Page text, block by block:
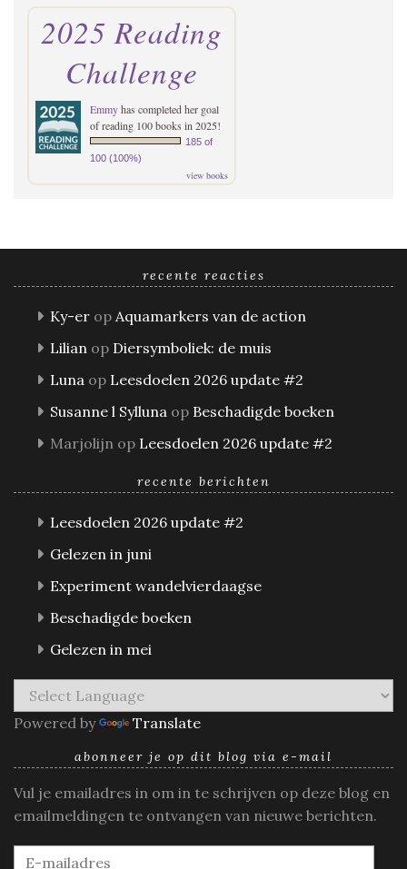
2025 Reading
Challenge
Emmyhas completed her goal
of reading 100 books in 2025!
185 of
100 (100%)
view books
recente reacties
Ky-er op Aquamarkers van de action
Lilian op Diersymboliek: de muis
Luna op Leesdoelen 2026 update #2
Susanne l Sylluna op Beschadigde boeken
Marjolijn op Leesdoelen 2026 update #2
recente berichten
Leesdoelen 2026 update #2
Gelezen in juni
Experiment wandelvierdaagse
Beschadigde boeken
Gelezen in mei
Powered by Translate
abonneer je op dit blog via e-mail
Vul je emailadres in om in te schrijven op deze blog en
emailmeldingen te ontvangen van nieuwe berichten.
E-